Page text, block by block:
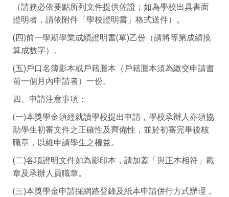
（請務必依要點所列文件提供佐證；如為學校出具書面
證明者，請依附件「學校證明書」格式送件）。
(四)前一學期學業成績證明書(單)乙份（請將等第成績換
算成數字）。
(五)戶口名簿影本或戶籍謄本（戶籍謄本須為繳交申請書
前一個月內申請者）一份。
四、申請注意事項：
(一)本獎學金須經就讀學校提出申請，學校承辦人亦須協
助學生初審文件之正確性及齊備性，並於初審完畢後核
職章，以維申請學生之權益。
(二)各項證明文件如為影印本，請加蓋「與正本相符」戳
章及承辦人員職章。
(三)本獎學金申請採網路登錄及紙本申請併行方式辦理，